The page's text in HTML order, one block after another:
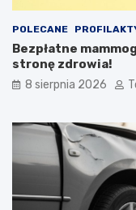
POLECANE
Bezpłatne
stronę zdrowia!
8 sierpnia 2026